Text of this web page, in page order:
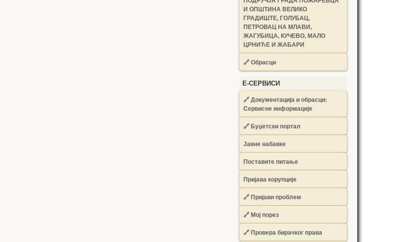
И ОПШТИНА ВЕЛИКО
ГРАДИШТЕ, ГОЛУБАЦ,
ПЕТРОВАЦ НА МЛАВИ,
ЖАГУБИЦА, КУЧЕВО, МАЛО
ЦРНИЋЕ И ЖАБАРИ
🔗Обрасци
Е-СЕРВИСИ
🔗 Документација и обрасци:
Сервисне информације
🔗 Буџетски портал
Јавне набавке
Поставите питање
Пријава корупције
🔗 Пријави проблем
🔗 Мој порез
🔗 Провера бирачког права